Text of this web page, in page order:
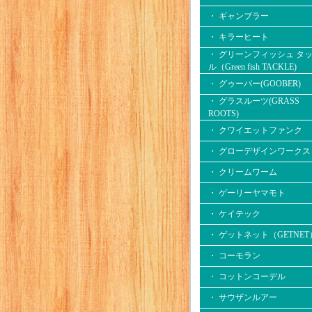
・ ギャンブラー
・ キラーヒート
・ グリーンフィッシュ タ
ル（Green fish TACKLE)
・ グゥーバー(GOOBER)
・ グラスルーツ(GRASS
ROOTS)
・ クワイエットファンク
・ グローデザインワークス
・ クリームワーム
・ ゲーリーヤマモト
・ ケイテック
・ ゲットネット（GETNET
・ コーモラン
・ コットンコーデル
・ サウザンルアー